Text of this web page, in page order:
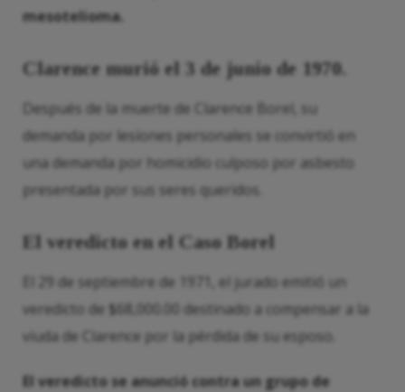
mesotelioma.
Clarence murió el 3 de junio de 1970.
Después de la muerte de Clarence Borel, su
demanda por lesiones personales se convirtió en
una demanda por homicidio culposo por asbesto
presentada por sus seres queridos.
El veredicto en el Caso Borel
El 29 de septiembre de 1971, el jurado emitió un
veredicto de $68,000.00 destinado a compensar a la
viuda de Clarence por la pérdida de su esposo.
El veredicto se anunció contra un grupo de